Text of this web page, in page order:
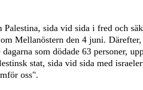
sida vid sida i fred och
Mellanöstern den 4 juni.
som dödade 63 personer,
stat, sida vid sida med
oss".